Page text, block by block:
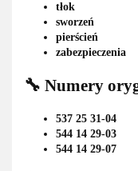
tłok
sworzeń
pierścień
zabezpieczenia
🔧 Numery
537 25 31-04
544 14 29-03
544 14 29-07